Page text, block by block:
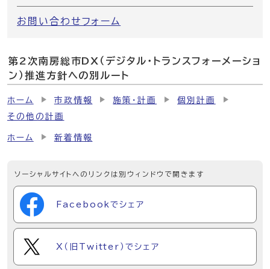
お問い合わせフォーム
第2次南房総市DX（デジタル・トランスフォーメーショ
ン）推進方針への別ルート
ホーム 市政情報 施策・計画
個別計画
その他の計画
ホーム 新着情報
ソーシャルサイトへのリンクは別ウィンドウで開きます
Facebookでシェア
X（旧Twitter）でシェア